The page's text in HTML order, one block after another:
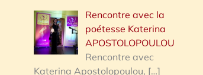
Rencontre avec la
poétesse Katerina
APOSTOLOPOULOU
Rencontre avec
Katerina Apostolopoulou, […]